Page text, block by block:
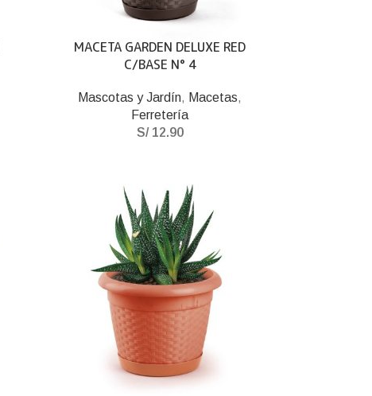
MACETA GARDEN DELUXE RED
C/BASE N° 4
Mascotas y Jardín, Macetas,
Ferretería
S/12.90